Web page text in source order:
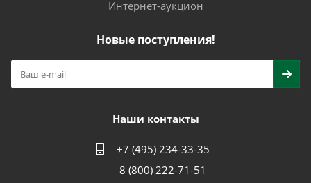
Интернет-аукцион
Новые поступления!
Наши контакты
+7 (495) 234-33-35
8 (800) 222-71-51